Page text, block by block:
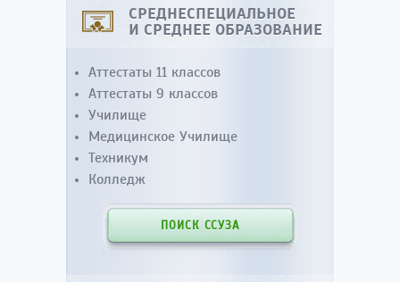
СРЕДНЕСПЕЦИАЛЬНОЕ
И СРЕДНЕЕ ОБРАЗОВАНИЕ
Аттестаты 11 классов
Аттестаты 9 классов
Училище
Медицинское Училище
Техникум
Колледж
ПОИСК ССУЗА